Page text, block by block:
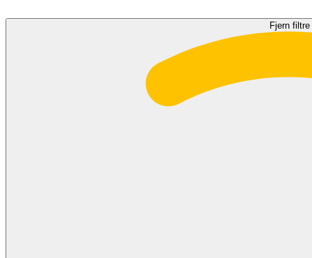
Fjern filtre